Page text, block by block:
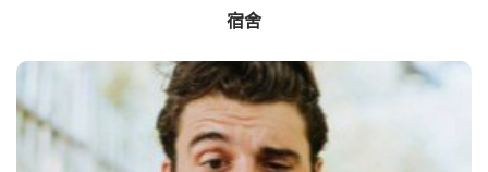
宿舍